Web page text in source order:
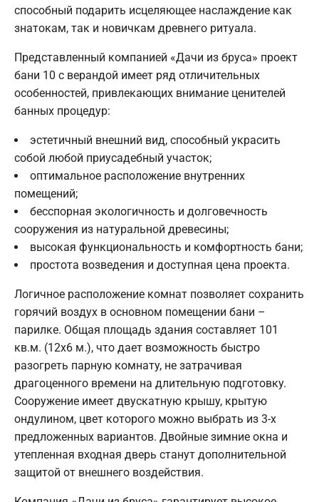
способный подарить исцеляющее наслаждение как
знатокам, так и новичкам древнего ритуала.
Представленный компанией «Дачи из бруса» проект
бани 10 с верандой имеет ряд отличительных
особенностей, привлекающих внимание ценителей
банных процедур:
эстетичный внешний вид, способный украсить
собой любой приусадебный участок;
оптимальное расположение внутренних
помещений;
бесспорная экологичность и долговечность
сооружения из натуральной древесины;
высокая функциональность и комфортность бани;
простота возведения и доступная цена проекта.
Логичное расположение комнат позволяет сохранить
горячий воздух в основном помещении бани –
парилке. Общая площадь здания составляет 101
кв.м. (12х6 м.), что дает возможность быстро
разогреть парную комнату, не затрачивая
драгоценного времени на длительную подготовку.
Сооружение имеет двускатную крышу, крытую
ондулином, цвет которого можно выбрать из 3-х
предложенных вариантов. Двойные зимние окна и
утепленная входная дверь станут дополнительной
защитой от внешнего воздействия.